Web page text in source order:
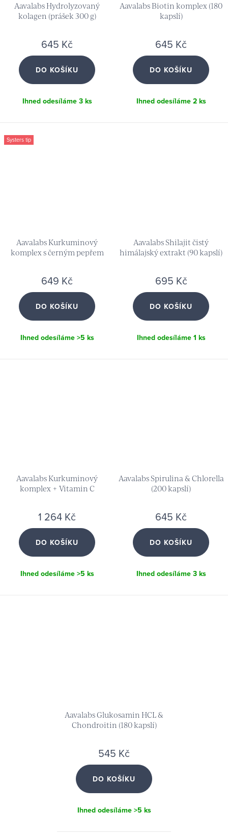
Aavalabs Hydrolyzovaný
kolagen (prášek 300 g)
645 Kč
DO KOŠÍKU
Ihned odesíláme 3 ks
Aavalabs Biotin komplex (180
kapslí)
645 Kč
DO KOŠÍKU
Ihned odesíláme 2 ks
Systers tip
Aavalabs Kurkuminový
komplex s černým pepřem
649 Kč
DO KOŠÍKU
Ihned odesíláme >5 ks
Aavalabs Shilajit čistý
himálajský extrakt (90 kapslí)
695 Kč
DO KOŠÍKU
Ihned odesíláme 1 ks
Aavalabs Kurkuminový
komplex + Vitamin C
1 264 Kč
DO KOŠÍKU
Ihned odesíláme >5 ks
Aavalabs Spirulina & Chlorella
(200 kapslí)
645 Kč
DO KOŠÍKU
Ihned odesíláme 3 ks
Aavalabs Glukosamin HCL &
Chondroitin (180 kapslí)
545 Kč
DO KOŠÍKU
Ihned odesíláme >5 ks